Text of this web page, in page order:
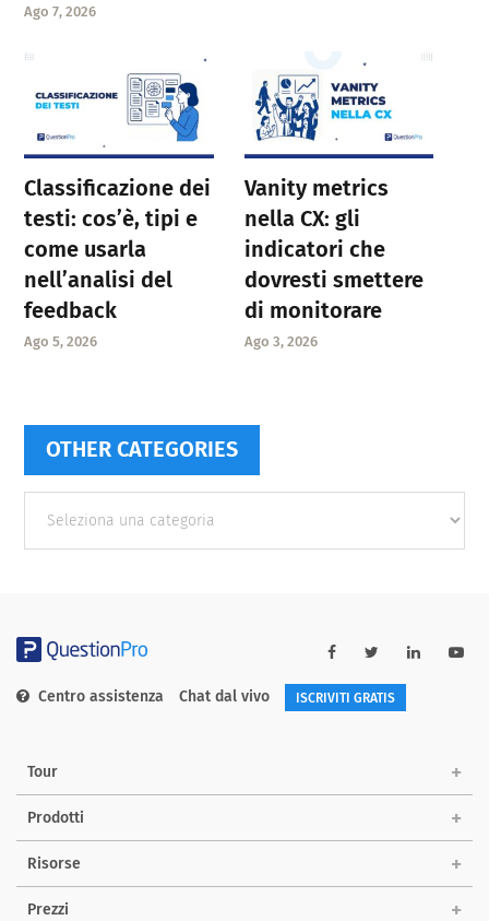
Ago 7, 2026
Classificazione dei
testi: cos’è, tipi e
come usarla
nell’analisi del
feedback
Ago 5, 2026
Vanity metrics
nella CX: gli
indicatori che
dovresti smettere
di monitorare
Ago 3, 2026
OTHER CATEGORIES
categories
Centro assistenza Chat dal vivo ISCRIVITI GRATIS
Tour
Prodotti
Risorse
Prezzi